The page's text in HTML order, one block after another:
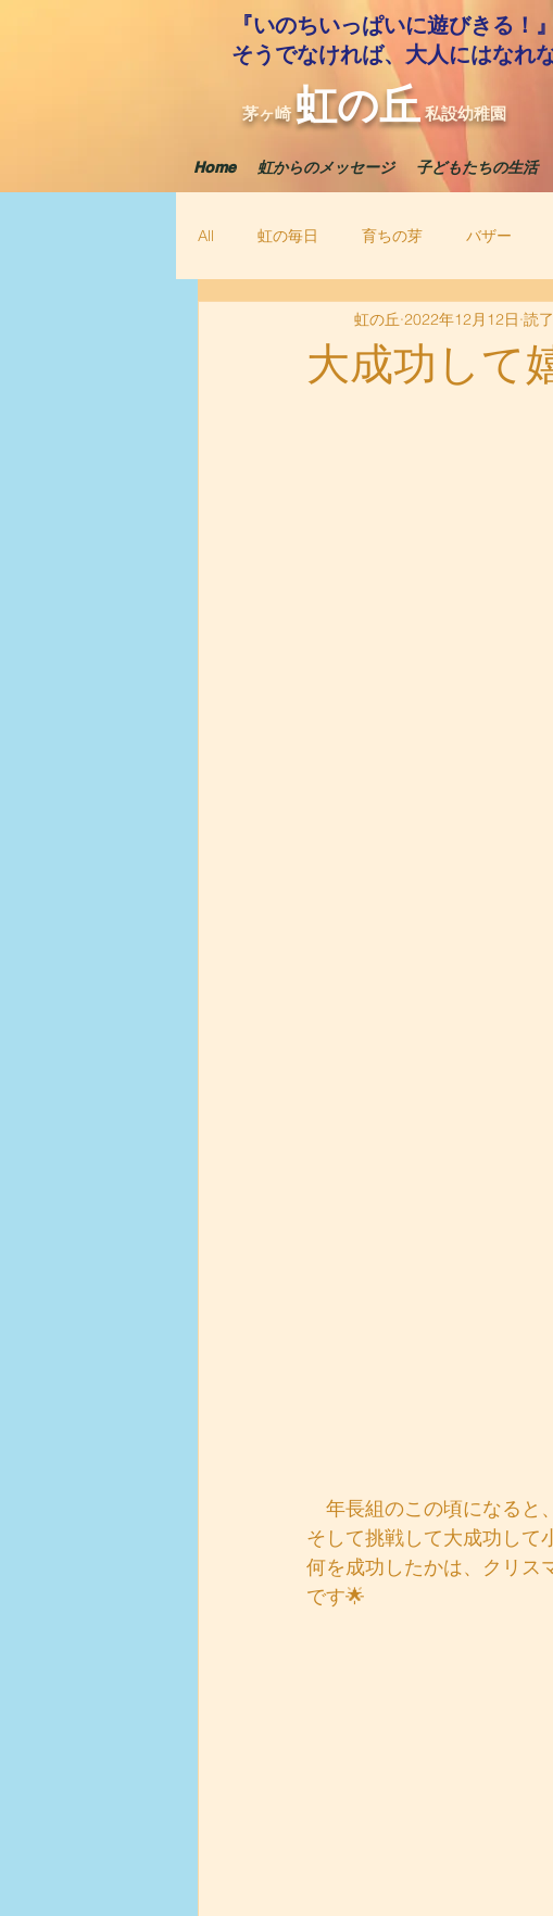
『いのちいっぱいに遊びきる！』
そうでなければ、大人にはなれ
茅ヶ崎 虹の丘 私設幼稚園
Home 虹からのメッセージ 子どもたちの生活
All 虹の毎日 育ちの芽 バザー
大成功して
虹の丘 2022年12月12日 読
年長組のこの頃になると
そして挑戦して大成功して
何を成功したかは、クリス
です🌟